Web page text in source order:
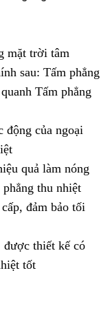
mặt trời tâm
sau: Tấm phẳng
Tấm phẳng
động của ngoại
quả làm nóng
thu nhiệt
đảm bảo tối
thiết kế có
tốt